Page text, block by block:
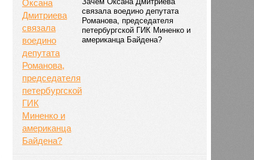
связала воедино депутата
Романова, председателя
петербургской ГИК Миненко и
американца Байдена?